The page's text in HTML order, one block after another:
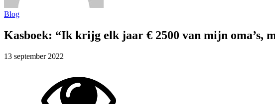
Blog
Kasboek: “Ik krijg elk jaar € 2500 van mijn oma’s,
13 september 2022